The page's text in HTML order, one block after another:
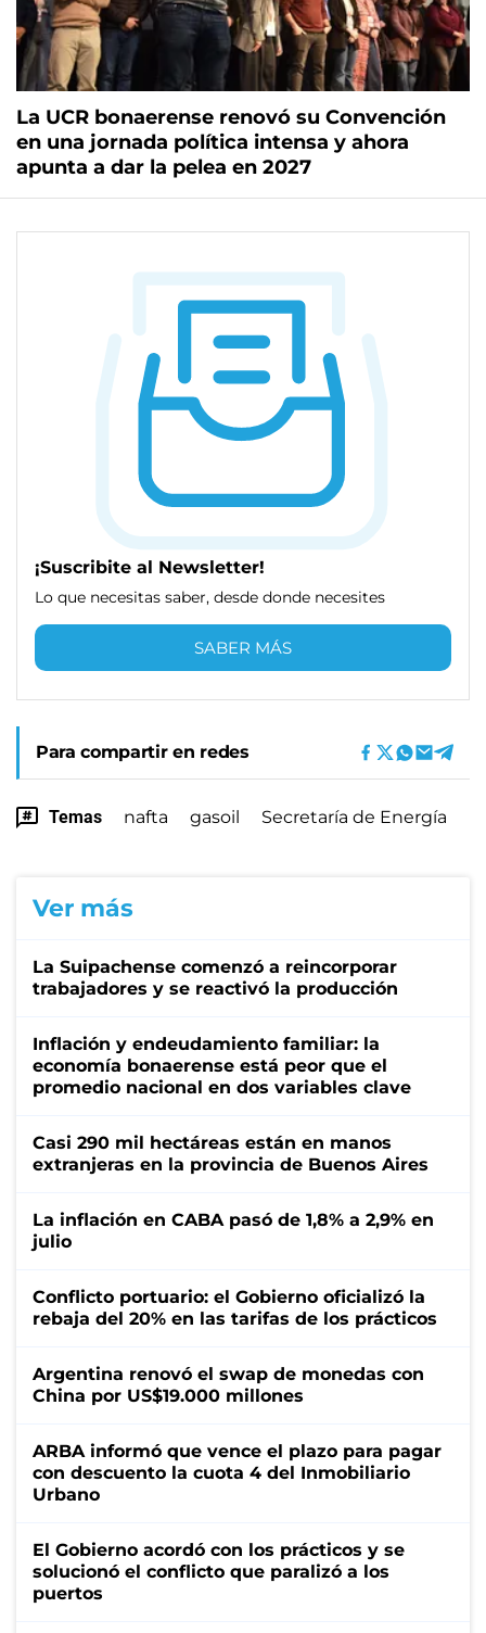
La UCR bonaerense renovó su Convención
en una jornada política intensa y ahora
apunta a dar la pelea en 2027
¡Suscribite al Newsletter!
Lo que necesitas saber, desde donde necesites
SABER MÁS
Para compartir en redes
Temas nafta gasoil Secretaría de Energía
Ver más
La Suipachense comenzó a reincorporar
trabajadores y se reactivó la producción
Inflación y endeudamiento familiar: la
economía bonaerense está peor que el
promedio nacional en dos variables clave
Casi 290 mil hectáreas están en manos
extranjeras en la provincia de Buenos Aires
La inflación en CABA pasó de 1,8% a 2,9% en
julio
Conflicto portuario: el Gobierno oficializó la
rebaja del 20% en las tarifas de los prácticos
Argentina renovó el swap de monedas con
China por US$19.000 millones
ARBA informó que vence el plazo para pagar
con descuento la cuota 4 del Inmobiliario
Urbano
El Gobierno acordó con los prácticos y se
solucionó el conflicto que paralizó a los
puertos